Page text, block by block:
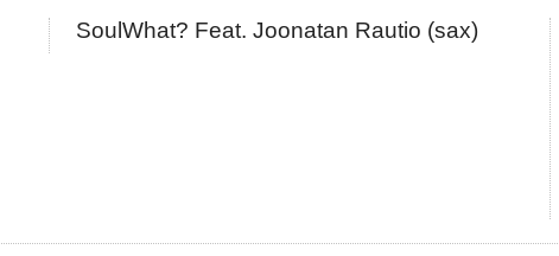
SoulWhat? Feat. Joonatan Rautio (sax)